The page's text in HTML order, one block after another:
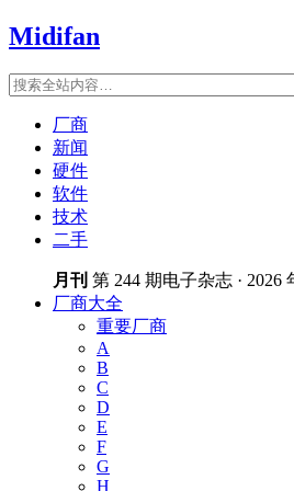
Midifan
厂商
新闻
硬件
软件
技术
二手
月刊 第 244 期电子杂志 · 2026
厂商大全
重要厂商
A
B
C
D
E
F
G
H